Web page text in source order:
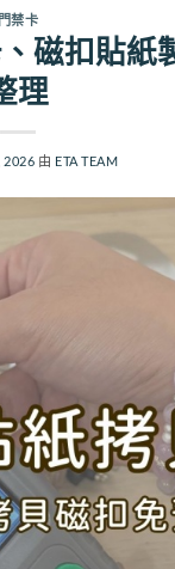
門禁卡
磁扣貼紙
理
2026 由 ETA TEAM